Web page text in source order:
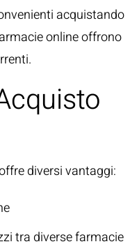
acquistando
online offrono
diversi vantaggi:
tra diverse farmacie